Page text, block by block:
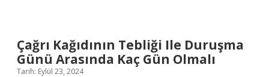
Çağrı Kağıdının Tebliği Ile Duruşma
Günü Arasında Kaç Gün Olmalı
Tarih: Eylül 23, 2024